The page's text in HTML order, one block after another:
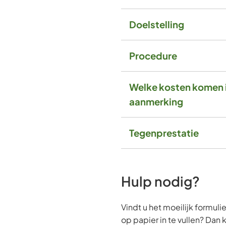
Doelstelling
Procedure
Welke kosten komen
aanmerking
Tegenprestatie
Hulp nodig?
Vindt u het moeilijk
op papier in te vullen? Dan